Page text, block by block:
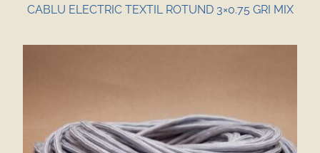
CABLU ELECTRIC TEXTIL ROTUND 3×0.75 GRI MIX